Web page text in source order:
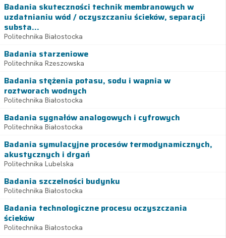
Badania skuteczności technik membranowych w
uzdatnianiu wód / oczyszczaniu ścieków, separacji
substa...
Politechnika Białostocka
Badania starzeniowe
Politechnika Rzeszowska
Badania stężenia potasu, sodu i wapnia w
roztworach wodnych
Politechnika Białostocka
Badania sygnałów analogowych i cyfrowych
Politechnika Białostocka
Badania symulacyjne procesów termodynamicznych,
akustycznych i drgań
Politechnika Lubelska
Badania szczelności budynku
Politechnika Białostocka
Badania technologiczne procesu oczyszczania
ścieków
Politechnika Białostocka